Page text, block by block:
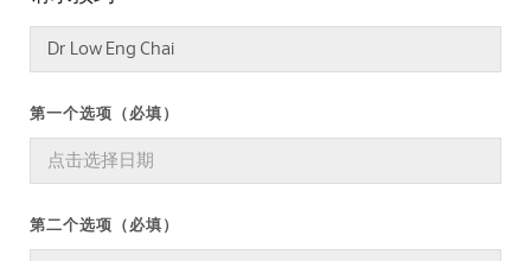
第一个选项（必填）
第二个选项（必填）